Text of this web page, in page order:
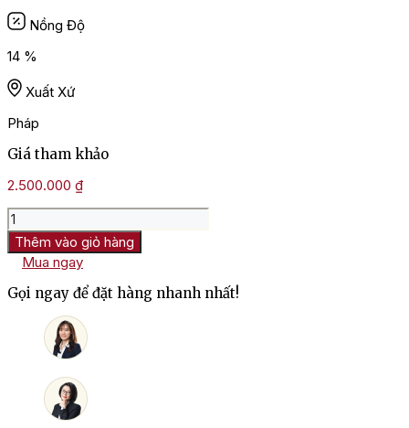
Nồng Độ
14 %
Xuất Xứ
Pháp
Giá tham khảo
2.500.000 ₫
Rượu
Vang
Pháp
Mambourg
Grand
Cru
Marcel
Thêm vào giỏ hàng
Mua ngay
Gọi ngay để đặt hàng nhanh nhất!